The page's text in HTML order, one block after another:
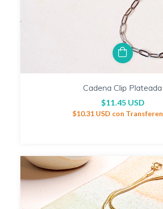
Cadena Clip Plateada
$11.45 USD
$10.31 USD con